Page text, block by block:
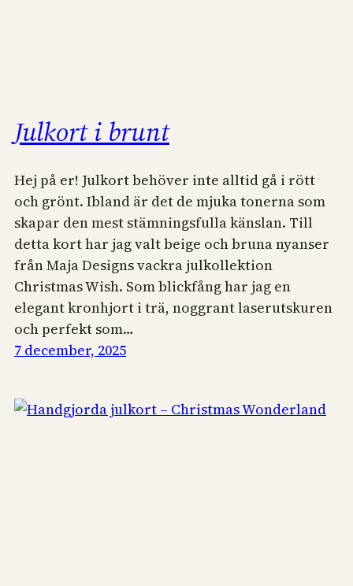
Julkort i brunt
Hej på er! Julkort behöver inte alltid gå i rött
och grönt. Ibland är det de mjuka tonerna som
skapar den mest stämningsfulla känslan. Till
detta kort har jag valt beige och bruna nyanser
från Maja Designs vackra julkollektion
Christmas Wish. Som blickfång har jag en
elegant kronhjort i trä, noggrant laserutskuren
och perfekt som…
7 december, 2025